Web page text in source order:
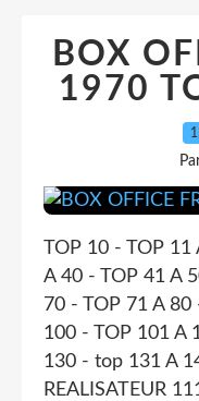
BOX
1970
TOP 10 - TOP 11
A 40 - TOP 41 A
70 - TOP 71 A 80
100 - TOP 101 A
130 - top 131 A
REALISATEUR